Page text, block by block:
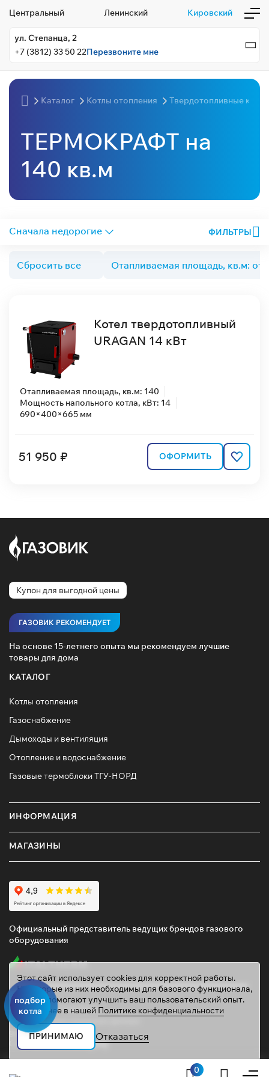
подбор
котла
0
Центральный Ленинский Кировский
ул. Степанца, 2
+7 (3812) 33 50 22Перезвоните мне
Каталог Котлы отопления Твердотопливные котлы
ТЕРМОКРАФТ на
140 кв.м
ФИЛЬТРЫ
Сбросить все Отапливаемая площадь, кв.м: от
Котел твердотопливный
URAGAN 14 кВт
Отапливаемая площадь, кв.м: 140
Мощность напольного котла, кВт: 14
690×400×665 мм
51 950 ₽ ОФОРМИТЬ
Купон для выгодной цены
ГАЗОВИК РЕКОМЕНДУЕТ
На основе 15-летнего опыта мы рекомендуем лучшие
товары для дома
КАТАЛОГ
Котлы отопления
Газоснабжение
Дымоходы и вентиляция
Отопление и водоснабжение
Газовые термоблоки ТГУ-НОРД
ИНФОРМАЦИЯ
МАГАЗИНЫ
Официальный представитель ведущих брендов газового
оборудования
© 2026 ТД «ГАЗОВИК»
Политика персональных данных
gazovik55@inbox.ru
Сайт сделали
Mahogany
Этот сайт использует cookies для корректной работы.
Некоторые из них необходимы для базового функционала,
другие помогают улучшить ваш пользовательский опыт.
Подробнее в нашей Политике конфиденциальности
ПРИНИМАЮ Отказаться